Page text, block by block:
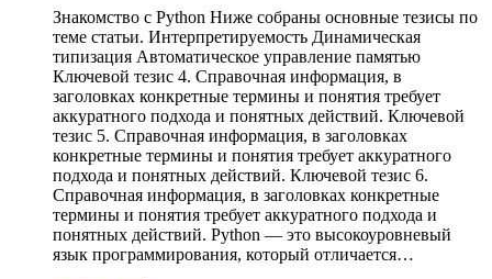
Знакомство с Python Ниже собраны основные тезисы по
теме статьи. Интерпретируемость Динамическая
типизация Автоматическое управление памятью
Ключевой тезис 4. Справочная информация, в
заголовках конкретные термины и понятия требует
аккуратного подхода и понятных действий. Ключевой
тезис 5. Справочная информация, в заголовках
конкретные термины и понятия требует аккуратного
подхода и понятных действий. Ключевой тезис 6.
Справочная информация, в заголовках конкретные
термины и понятия требует аккуратного подхода и
понятных действий. Python — это высокоуровневый
язык программирования, который отличается…